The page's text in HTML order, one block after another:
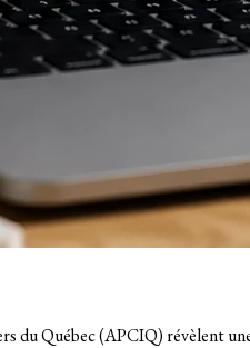
du Québec (APCIQ) révèlent